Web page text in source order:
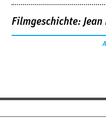
Filmgeschichte: Jean